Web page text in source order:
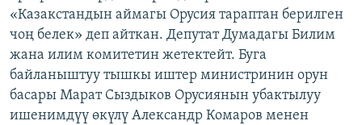
«Казакстандын аймагы Орусия тараптан берилген
чоң белек» деп айткан. Депутат Думадагы Билим
жана илим комитетин жетектейт. Буга
байланыштуу тышкы иштер министринин орун
басары Марат Сыздыков Орусиянын убактылуу
ишенимдүү өкүлү Александр Комаров менен